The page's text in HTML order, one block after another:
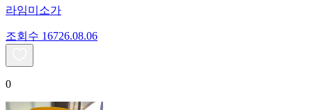
라임미소가
조회수 16726.08.06
0